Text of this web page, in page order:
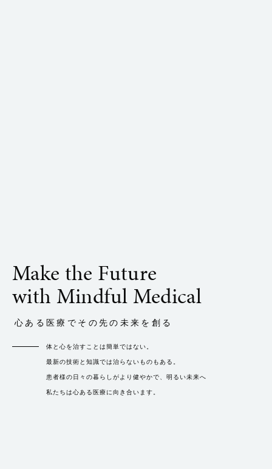
Make the Future
with Mindful Medical
心ある医療でその先の未来を創る
体と心を治すことは簡単ではない。
最新の技術と知識では治らないものもある。
患者様の日々の暮らしがより健やかで、明るい未来へ
私たちは心ある医療に向き合います。